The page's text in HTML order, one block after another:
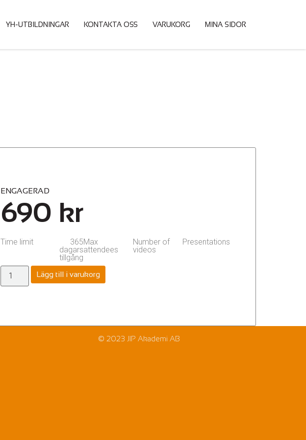
YH-UTBILDNINGAR KONTAKTA OSS VARUKORG MINA SIDOR
ENGAGERAD
690 kr
Time limit
365
dagars
tillgång
Max
attendees
Number of
videos
Presentations
Lägg till i varukorg
© 2023 JIP Akademi AB